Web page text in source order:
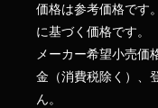
価格は参考価格です
に基づく価格です。
メーカー希望小売価
金（消費税除く）、
ん。